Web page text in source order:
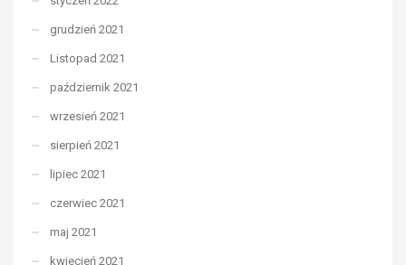
grudzień 2021
Listopad 2021
październik 2021
wrzesień 2021
sierpień 2021
lipiec 2021
czerwiec 2021
maj 2021
kwiecień 2021